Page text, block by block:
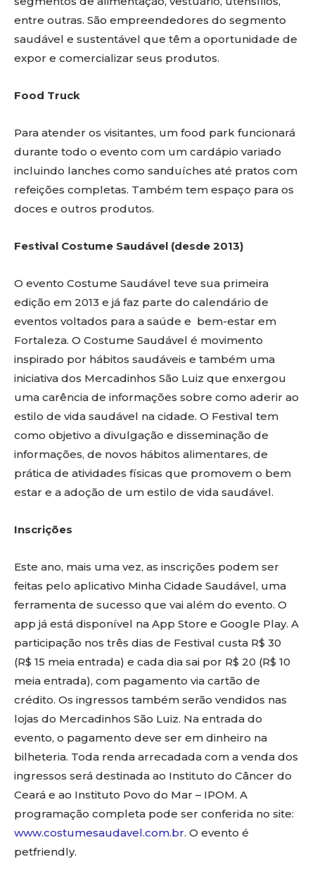
entre outras. São empreendedores do segmento
saudável e sustentável que têm a oportunidade de
expor e comercializar seus produtos.
Food Truck
Para atender os visitantes, um food park funcionará
durante todo o evento com um cardápio variado
incluindo lanches como sanduíches até pratos com
refeições completas. Também tem espaço para os
doces e outros produtos.
Festival Costume Saudável (desde 2013)
O evento Costume Saudável teve sua primeira
edição em 2013 e já faz parte do calendário de
eventos voltados para a saúde e bem-estar em
Fortaleza. O Costume Saudável é movimento
inspirado por hábitos saudáveis e também uma
iniciativa dos Mercadinhos São Luiz que enxergou
uma carência de informações sobre como aderir ao
estilo de vida saudável na cidade. O Festival tem
como objetivo a divulgação e disseminação de
informações, de novos hábitos alimentares, de
prática de atividades físicas que promovem o bem
estar e a adoção de um estilo de vida saudável.
Inscrições
Este ano, mais uma vez, as inscrições podem ser
feitas pelo aplicativo Minha Cidade Saudável, uma
ferramenta de sucesso que vai além do evento. O
app já está disponível na App Store e Google Play. A
participação nos três dias de Festival custa R$ 30
(R$ 15 meia entrada) e cada dia sai por R$ 20 (R$ 10
meia entrada), com pagamento via cartão de
crédito. Os ingressos também serão vendidos nas
lojas do Mercadinhos São Luiz. Na entrada do
evento, o pagamento deve ser em dinheiro na
bilheteria. Toda renda arrecadada com a venda dos
ingressos será destinada ao Instituto do Câncer do
Ceará e ao Instituto Povo do Mar – IPOM. A
programação completa pode ser conferida no site:
www.costumesaudavel.com.br. O evento é
petfriendly.